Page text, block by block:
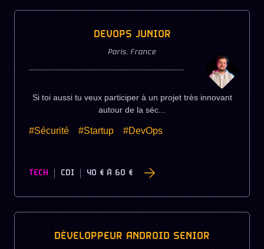
DEVOPS JUNIOR
Paris, France
Si toi aussi tu veux participer à un projet très innovant
autour de la séc...
#Sécurité #Startup #DevOps
TECH CDI 40 € À 60 €
DÉVELOPPEUR ANDROID SENIOR